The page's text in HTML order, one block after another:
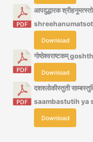
आपदुद्धारक
Download
गोष्ठेश्वराष्टकम्
Download
दशश्लोकीस्तुती
saambastutih ya
Download